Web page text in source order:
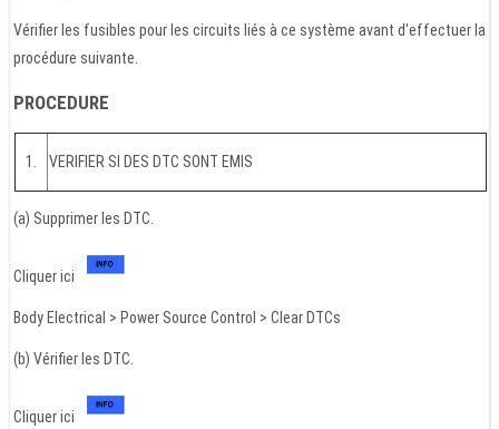
Vérifier les fusibles pour les circuits liés à ce système avant d'effectuer la
procédure suivante.
PROCEDURE
1. VERIFIER SI DES DTC SONT EMIS
(a) Supprimer les DTC.
Cliquer ici
Body Electrical > Power Source Control > Clear DTCs
(b) Vérifier les DTC.
Cliquer ici